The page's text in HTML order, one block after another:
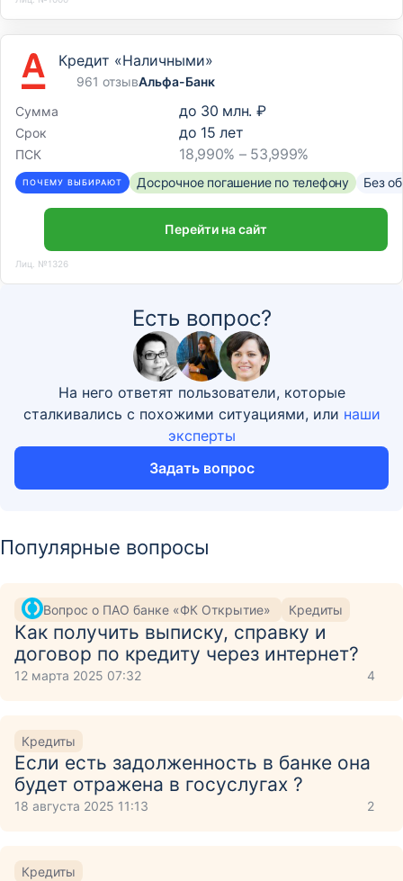
Кредит «Наличными»
961 отзывАльфа-Банк
Сумма
до 30 млн. ₽
Срок до 15 лет
ПСК 18,990% – 53,999%
ПОЧЕМУ ВЫБИРАЮТ Досрочное погашение по телефону Без
Перейти на сайт
Лиц. №1326
Есть вопрос?
На него ответят пользователи, которые
сталкивались с похожими ситуациями, или наши
эксперты
Задать вопрос
Популярные вопросы
Вопрос о ПАО банке «ФК Открытие» Кредиты
Как получить выписку, справку и
договор по кредиту через интернет?
12 марта 2025 07:32 4
Кредиты
Если есть задолженность в банке она
будет отражена в госуслугах ?
18 августа 2025 11:13 2
Кредиты